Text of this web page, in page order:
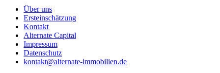
Über uns
Ersteinschätzung
Kontakt
Alternate Capital
Impressum
Datenschutz
kontakt@alternate-immobilien.de